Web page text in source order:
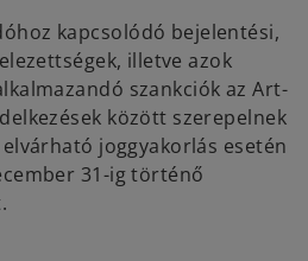
kapcsolódó bejelentési,
illetve azok
szankciók az Art-
között szerepelnek
joggyakorlás esetén
31-ig történő